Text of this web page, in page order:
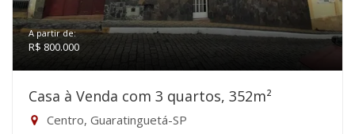
A partir de:
R$ 800.000
Casa à Venda com 3 quartos, 352m²
Centro, Guaratinguetá-SP